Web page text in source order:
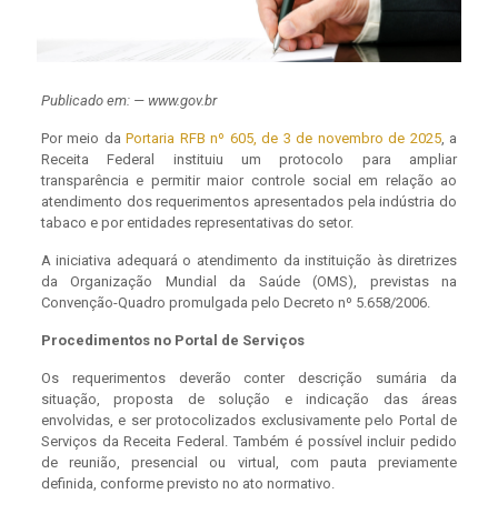
Publicado em: — www.gov.br
Por meio daPortaria RFB nº 605, de 3 de novembro de 2025, a
Receita Federal instituiu um protocolo para ampliar
transparência e permitir maior controle social em relação ao
atendimento dos requerimentos apresentados pela indústria do
tabaco e por entidades representativas do setor.
A iniciativa adequará o atendimento da instituição às diretrizes
da Organização Mundial da Saúde (OMS), previstas na
Convenção-Quadro promulgada pelo Decreto nº 5.658/2006.
Procedimentos no Portal de Serviços
Os requerimentos deverão conter descrição sumária da
situação, proposta de solução e indicação das áreas
envolvidas, e ser protocolizados exclusivamente pelo Portal de
Serviços da Receita Federal. Também é possível incluir pedido
de reunião, presencial ou virtual, com pauta previamente
definida, conforme previsto no ato normativo.